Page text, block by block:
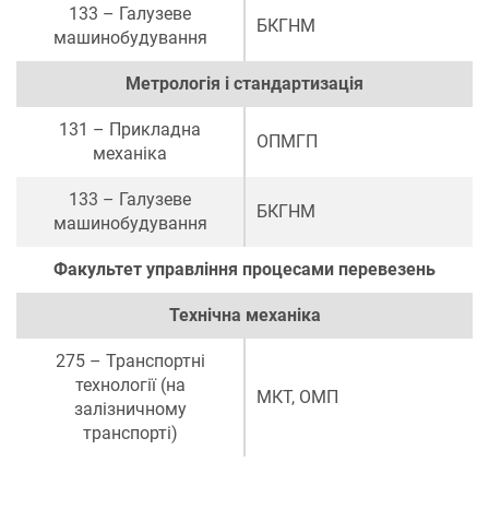
133 – Галузеве
машинобудування
БКГНМ
Метрологія і стандартизація
131 – Прикладна
механіка
ОПМГП
133 – Галузеве
машинобудування
БКГНМ
Факультет управління процесами перевезень
Технічна механіка
275 – Транспортні
технології (на
залізничному
транспорті)
МКТ, ОМП